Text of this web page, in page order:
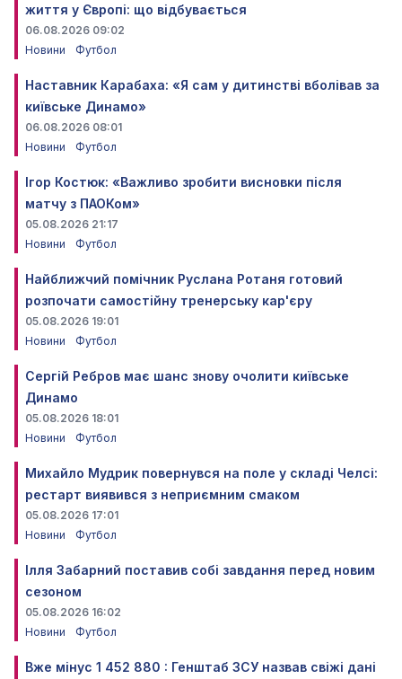
життя у Європі: що відбувається
06.08.2026 09:02
Новини
Футбол
Наставник Карабаха: «Я сам у дитинстві вболівав за
київське Динамо»
06.08.2026 08:01
Новини
Футбол
Ігор Костюк: «Важливо зробити висновки після
матчу з ПАОКом»
05.08.2026 21:17
Новини
Футбол
Найближчий помічник Руслана Ротаня готовий
розпочати самостійну тренерську кар'єру
05.08.2026 19:01
Новини
Футбол
Сергій Ребров має шанс знову очолити київське
Динамо
05.08.2026 18:01
Новини
Футбол
Михайло Мудрик повернувся на поле у складі Челсі:
рестарт виявився з неприємним смаком
05.08.2026 17:01
Новини
Футбол
Ілля Забарний поставив собі завдання перед новим
сезоном
05.08.2026 16:02
Новини
Футбол
Вже мінус 1 452 880 : Генштаб ЗСУ назвав свіжі дані